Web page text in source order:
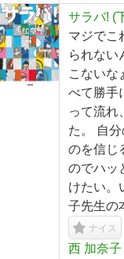
サラバ! (
マジでこ
られない
こないな
べて勝手
って流れ
た。 自
のを信じ
のでハッ
けたい。
子先生の
ナイス
西 加奈子